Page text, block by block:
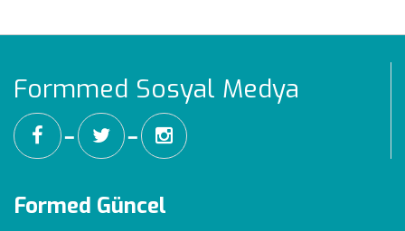
Formmed Sosyal Medya
━ ━
Formed Güncel